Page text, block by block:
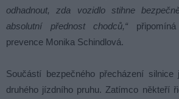
odhadnout, zda vozidlo stihne
absolutní přednost chodců,“
prevence Monika Schindlová.
Součástí bezpečného přecházení
druhého jízdního pruhu. Zatímco někteří